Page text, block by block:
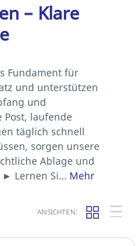
– Klare
Fundament für
und unterstützen
und
Post, laufende
täglich schnell
sorgen unsere
Ablage und
► Lernen Si… Mehr
ANSICHTEN: